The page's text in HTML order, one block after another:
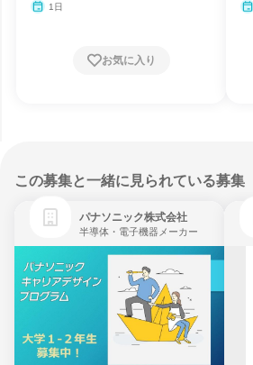
1日
お気に入り
この募集と一緒に見られている募集
パナソニック株式会社
半導体・電子機器メーカー